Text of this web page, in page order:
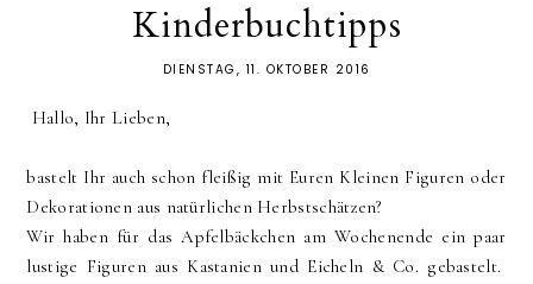
Kinderbuchtipps
DIENSTAG, 11. OKTOBER 2016
Hallo, Ihr Lieben,
bastelt Ihr auch schon fleißig mit Euren Kleinen Figuren oder
Dekorationen aus natürlichen Herbstschätzen?
Wir haben für das Apfelbäckchen am Wochenende ein paar
lustige Figuren aus Kastanien und Eicheln & Co. gebastelt.